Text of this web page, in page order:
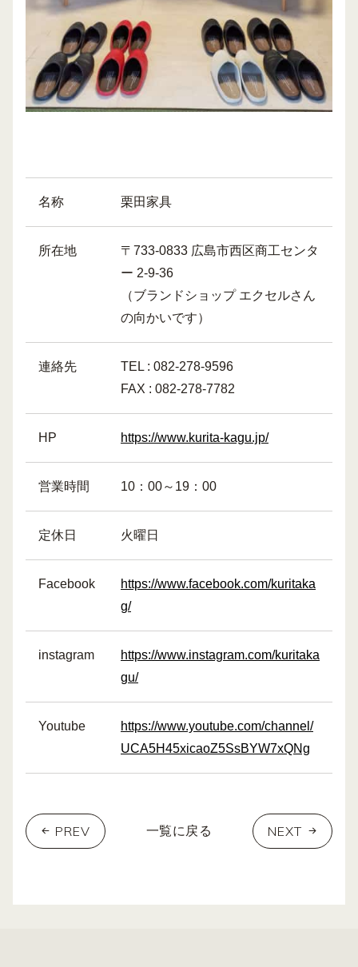
名称 栗田家具
所在地
〒733-0833 広島市西区商工センタ
ー 2-9-36
（ブランドショップ エクセルさん
の向かいです）
連絡先
TEL : 082-278-9596
FAX : 082-278-7782
HP https://www.kurita-kagu.jp/
営業時間 10：00～19：00
定休日 火曜日
Facebook
https://www.facebook.com/kuritaka
g/
instagram
https://www.instagram.com/kuritaka
gu/
Youtube
https://www.youtube.com/channel/
UCA5H45xicaoZ5SsBYW7xQNg
PREV 一覧に戻る NEXT